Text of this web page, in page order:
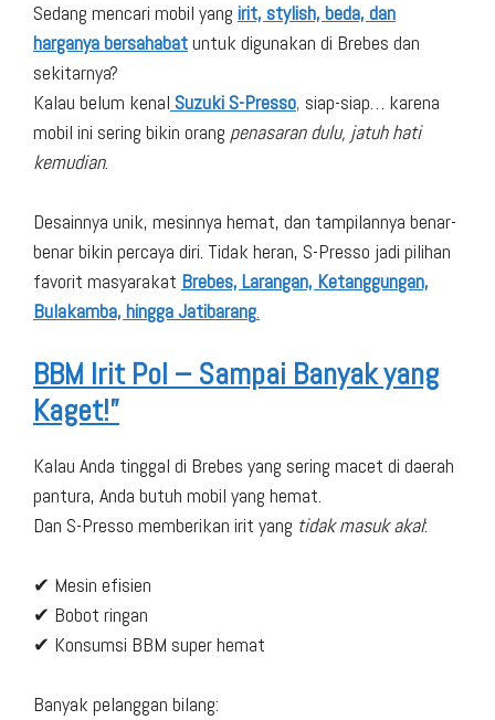
Sedang mencari mobil yang irit, stylish, beda, dan
harganya bersahabatuntuk digunakan di Brebes dan
sekitarnya?
Kalau belum kenal Suzuki S-Presso, siap-siap… karena
mobil ini sering bikin orang penasaran dulu, jatuh hati
kemudian.
Desainnya unik, mesinnya hemat, dan tampilannya benar-
benar bikin percaya diri. Tidak heran, S-Presso jadi pilihan
favorit masyarakat Brebes, Larangan, Ketanggungan,
Bulakamba, hingga Jatibarang.
BBM Irit Pol – Sampai Banyak yang
Kaget!”
Kalau Anda tinggal di Brebes yang sering macet di daerah
pantura, Anda butuh mobil yang hemat.
Dan S-Presso memberikan irit yang tidak masuk akal:
✔ Mesin efisien
✔ Bobot ringan
✔ Konsumsi BBM super hemat
Banyak pelanggan bilang: